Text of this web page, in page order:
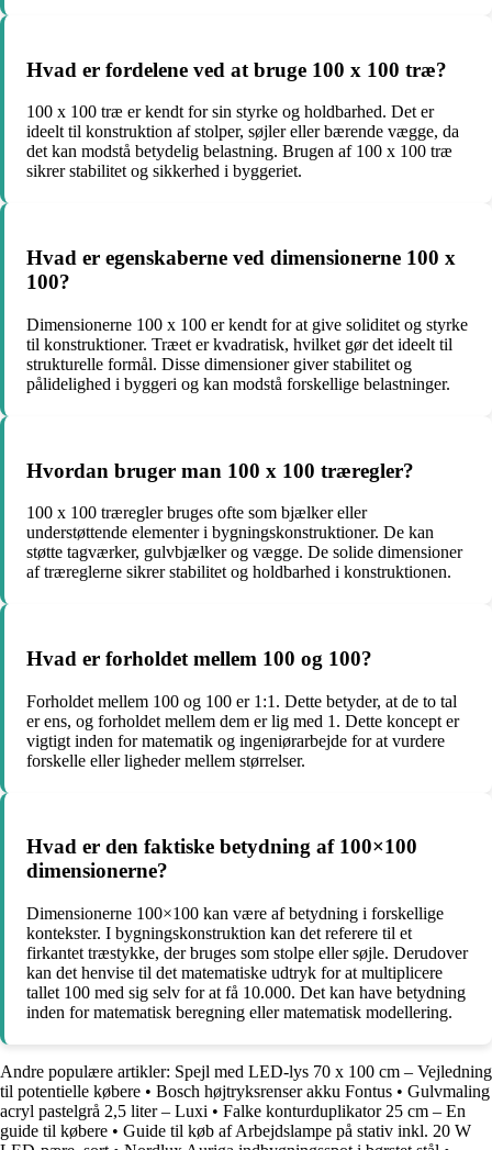
Hvad er fordelene ved at bruge 100 x 100 træ?
100 x 100 træ er kendt for sin styrke og holdbarhed. Det er
ideelt til konstruktion af stolper, søjler eller bærende vægge, da
det kan modstå betydelig belastning. Brugen af ​​100 x 100 træ
sikrer stabilitet og sikkerhed i byggeriet.
Hvad er egenskaberne ved dimensionerne 100 x
100?
Dimensionerne 100 x 100 er kendt for at give soliditet og styrke
til konstruktioner. Træet er kvadratisk, hvilket gør det ideelt til
strukturelle formål. Disse dimensioner giver stabilitet og
pålidelighed i byggeri og kan modstå forskellige belastninger.
Hvordan bruger man 100 x 100 træregler?
100 x 100 træregler bruges ofte som bjælker eller
understøttende elementer i bygningskonstruktioner. De kan
støtte tagværker, gulvbjælker og vægge. De solide dimensioner
af træreglerne sikrer stabilitet og holdbarhed i konstruktionen.
Hvad er forholdet mellem 100 og 100?
Forholdet mellem 100 og 100 er 1:1. Dette betyder, at de to tal
er ens, og forholdet mellem dem er lig med 1. Dette koncept er
vigtigt inden for matematik og ingeniørarbejde for at vurdere
forskelle eller ligheder mellem størrelser.
Hvad er den faktiske betydning af 100×100
dimensionerne?
Dimensionerne 100×100 kan være af betydning i forskellige
kontekster. I bygningskonstruktion kan det referere til et
firkantet træstykke, der bruges som stolpe eller søjle. Derudover
kan det henvise til det matematiske udtryk for at multiplicere
tallet 100 med sig selv for at få 10.000. Det kan have betydning
inden for matematisk beregning eller matematisk modellering.
Andre populære artikler: Spejl med LED-lys 70 x 100 cm – Vejledning
til potentielle købere • Bosch højtryksrenser akku Fontus • Gulvmaling
acryl pastelgrå 2,5 liter – Luxi • Falke konturduplikator 25 cm – En
guide til købere • Guide til køb af Arbejdslampe på stativ inkl. 20 W